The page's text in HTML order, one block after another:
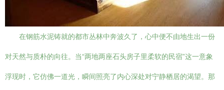
在钢筋水泥铸就的都市丛林中奔波久了，心中便不由地生出一份
对天然与质朴的向往。当“两地两座石头房子里柔软的民宿”这一意象
浮现时，它仿佛一道光，瞬间照亮了内心深处对宁静栖居的渴望。那